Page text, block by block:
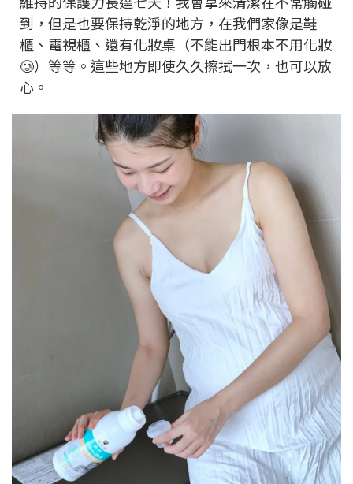
到，但是也要保持乾淨的地方，在我們家像是鞋
櫃、電視櫃、還有化妝桌（不能出門根本不用化妝
🥲）等等。這些地方即使久久擦拭一次，也可以放
心。